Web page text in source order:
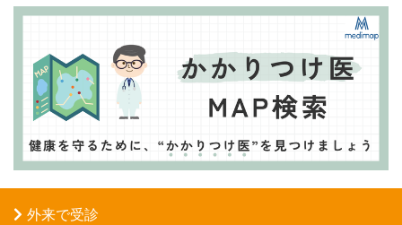
外来で受診